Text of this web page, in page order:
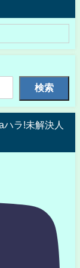
検索
ラ!未解決人